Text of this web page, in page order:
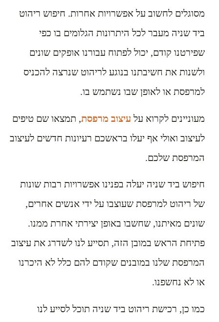
מסוגלים לחשוב על אפשרויות אחרות. חיפוש ריהוט
ביד שניה מעבר לכל היתרונות הגלומים בו כפי
שפירטנו קודם, יכול לפתוח עבורנו אופקים שונים
ולשנות את חשיבתנו בנוגע לריהוט שנרצה להכניס
למרפסת או לאופן שבו נשתמש בו.
מעוניינים לקרוא על עיצוב מרפסת, תמצאו שם טיפים
לעיצוב ואולי אף יעלו בראשכם רעיונות חדשים לעיצוב
המרפסת שלכם.
חיפוש ביד שניה יעלה בפנינו אפשרויות רבות שונות
של ריהוט למרפסת שעוצבו על ידי אנשים אחרים,
שונים מאיתנו, שחשבו באופן יצירתי אחרת ממנו.
פתיחת הראש במובן הזה, תסייע לנו לשדרג את עיצוב
המרפסת שלנו במובנים שקודם להם כלל לא היכרנו
או לא נחשפנו.
כמו כן, רכישת ריהוט ביד שניה תוכל לסייע לנו